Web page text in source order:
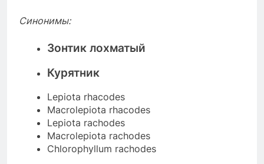
Синонимы:
Зонтик лохматый
Курятник
Lepiota rhacodes
Macrolepiota rhacodes
Lepiota rachodes
Macrolepiota rachodes
Chlorophyllum rachodes